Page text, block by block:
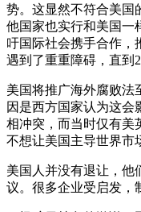
势。这显然不符合美国
他国家也实行和美国一
吁国际社会携手合作，
遇到了重重障碍，直到
美国将推广海外腐败法
因是西方国家认为这会
相冲突，而当时仅有美
不想让美国主导世界市
美国人并没有退让，他
议。很多企业受启发，